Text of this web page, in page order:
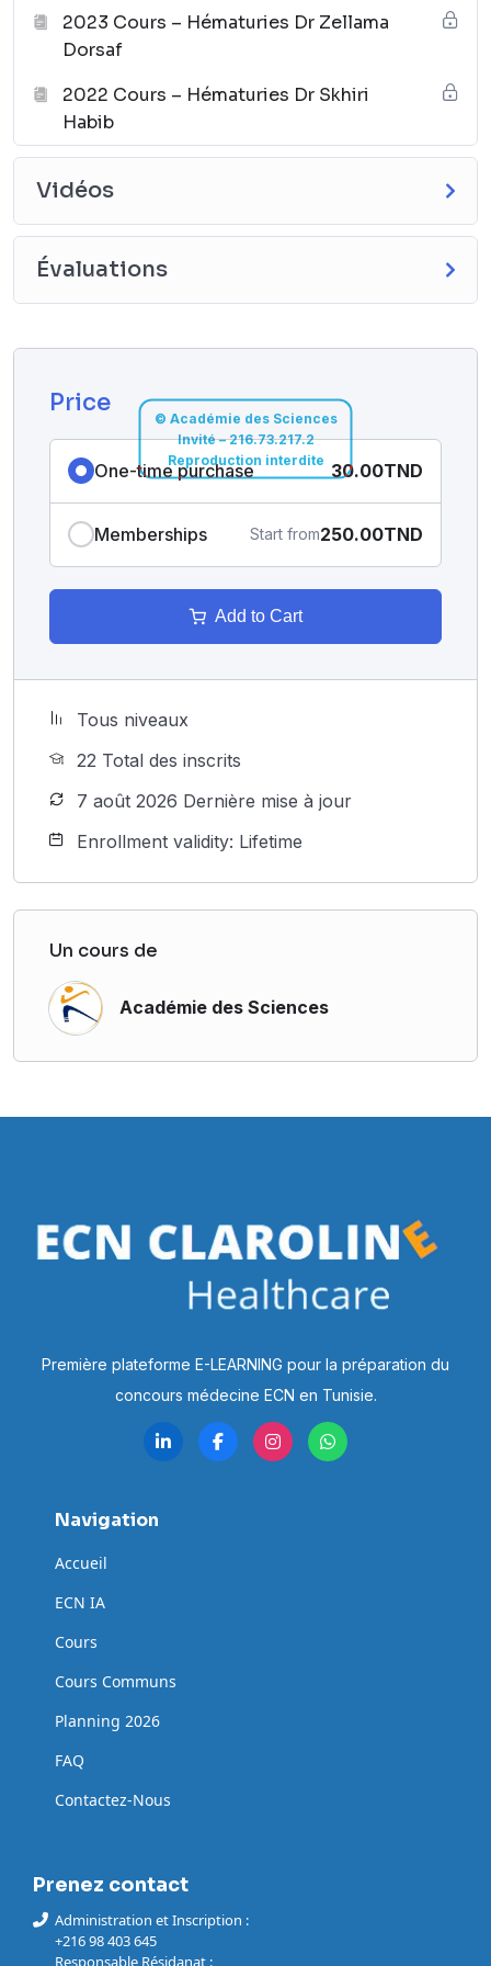
11. Citer les principales causes d’hématurie d’origine rénale,
vésicale et urétro-prostatique.
macroscopique grave d’origine urologique.
2023 Cours – Hématuries Dr Zellama
Dorsaf
2022 Cours – Hématuries Dr Skhiri
Habib
Vidéos
Évaluations
Price
One-time purchase 30.00TND
Memberships Start from250.00TND
Add to Cart
Tous niveaux
22 Total des inscrits
7 août 2026 Dernière mise à jour
Enrollment validity: Lifetime
Un cours de
Académie des Sciences
Première plateforme E-LEARNING pour la préparation du
concours médecine ECN en Tunisie.
Navigation
Accueil
ECN IA
Cours
Cours Communs
Planning 2026
FAQ
Contactez-Nous
Prenez contact
Administration et Inscription :
+216 98 403 645
Responsable Résidanat :
© Académie des Sciences
Invité – 216.73.217.2
Reproduction interdite